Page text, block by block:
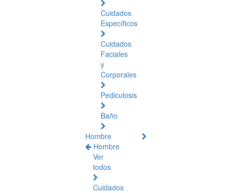
Cuidados
Específicos
Cuidados
Faciales
y
Corporales
Pediculosis
Baño
Hombre
Hombre
Ver
todos
Cuidados